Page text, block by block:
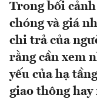
Trong bối
chóng và giá
chi trả của
rằng cần xem
yếu của hạ
giao thông